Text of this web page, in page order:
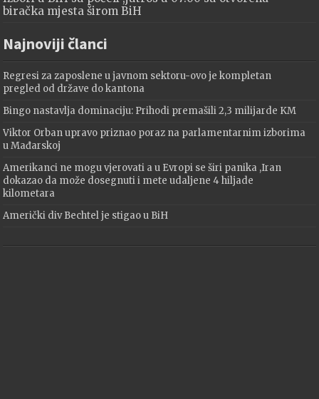
biračka mjesta širom BiH
Najnoviji članci
Regresi za zaposlene u javnom sektoru-ovo je kompletan
pregled od države do kantona
Bingo nastavlja dominaciju: Prihodi premašili 2,3 milijarde KM
Viktor Orban upravo priznao poraz na parlamentarnim izborima
u Mađarskoj
Amerikanci ne mogu vjerovati a u Evropi se širi panika ,Iran
dokazao da može dosegnuti i mete udaljene 4 hiljade
kilometara
Američki div Bechtel je stigao u BiH